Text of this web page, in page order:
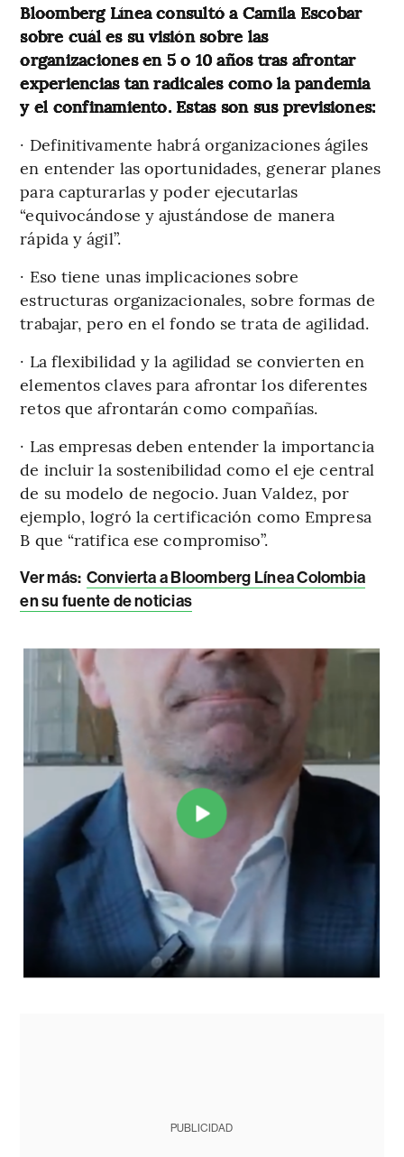
Bloomberg Línea consultó a Camila Escobar
sobre cuál es su visión sobre las
organizaciones en 5 o 10 años tras afrontar
experiencias tan radicales como la pandemia
y el confinamiento. Estas son sus previsiones:
· Definitivamente habrá organizaciones ágiles
en entender las oportunidades, generar planes
para capturarlas y poder ejecutarlas
“equivocándose y ajustándose de manera
rápida y ágil”.
· Eso tiene unas implicaciones sobre
estructuras organizacionales, sobre formas de
trabajar, pero en el fondo se trata de agilidad.
· La flexibilidad y la agilidad se convierten en
elementos claves para afrontar los diferentes
retos que afrontarán como compañías.
· Las empresas deben entender la importancia
de incluir la sostenibilidad como el eje central
de su modelo de negocio. Juan Valdez, por
ejemplo, logró la certificación como Empresa
B que “ratifica ese compromiso”.
Ver más: Convierta a Bloomberg Línea Colombia
en su fuente de noticias
PUBLICIDAD